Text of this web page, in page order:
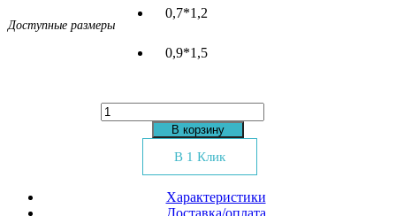
Доступные размеры
0,7*1,2
0,9*1,5
Количество
товара
WOVEN
В корзину
В 1 Клик
Характеристики
Доставка/оплата